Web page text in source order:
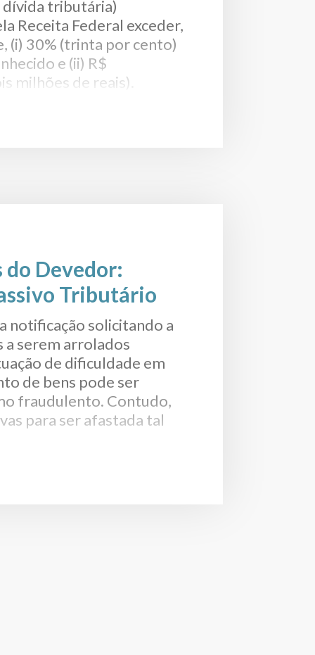
dívida tributária)
Receita Federal exceder,
(i) 30% (trinta por cento)
e (ii) R$
milhões de reais).
se ao
tributário em futura
se o contribuinte
de patrimônio.
arrolamento de maneira
. Devedor:
Tributário
notificação solicitando a
a serem arrolados
de dificuldade em
de bens pode ser
fraudulento. Contudo,
para ser afastada tal
o contexto em que está